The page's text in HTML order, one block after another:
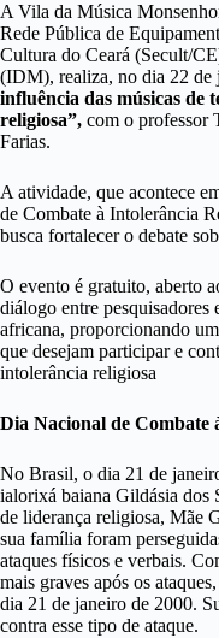
A Vila da Música
Rede Pública de
Cultura do Ceará (Secult/
(IDM), realiza, no dia 22 de
influência das músicas de
religiosa”, com o professor
Farias.
A atividade, que acontece
de Combate à Intolerância
busca fortalecer o debate
O evento é gratuito, aberto
diálogo entre pesquisadores
africana, proporcionando
que desejam participar e
intolerância religiosa
Dia Nacional de Combate
No Brasil, o dia 21 de
ialorixá baiana Gildásia dos
de liderança religiosa, Mãe
sua família foram
ataques físicos e verbais.
mais graves após os
dia 21 de janeiro de 2000.
contra esse tipo de ataque.